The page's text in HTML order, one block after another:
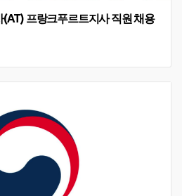
프랑크푸르트지사 직원 채용